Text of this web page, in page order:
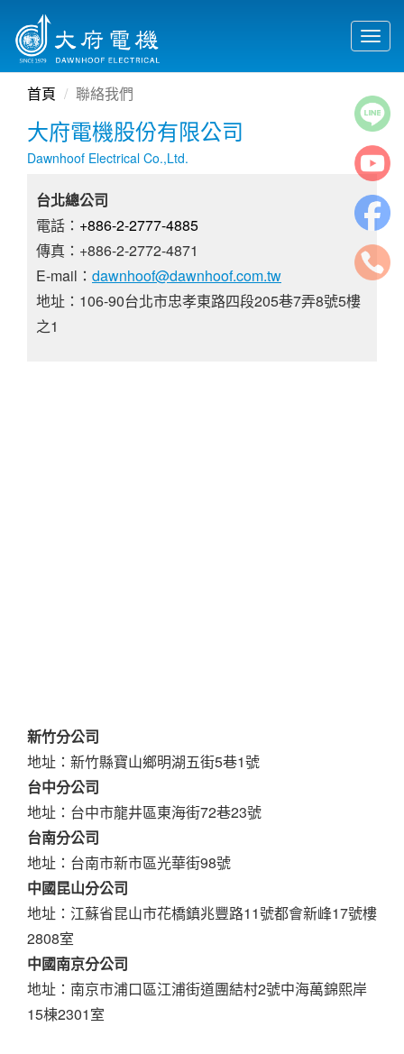
首頁
聯絡我們
大府電機股份有限公司
Dawnhoof Electrical Co.,Ltd.
台北總公司
電話： +886-2-2777-4885
傳真：+886-2-2772-4871
E-mail： dawnhoof@dawnhoof.com.tw
地址：106-90台北市忠孝東路四段205巷7弄8號5樓
之1
新竹分公司
地址：新竹縣寶山鄉明湖五街5巷1號
台中分公司
地址：台中市龍井區東海街72巷23號
台南分公司
地址：台南市新市區光華街98號
中國昆山分公司
地址：江蘇省昆山市花橋鎮兆豐路11號都會新峰17號樓
2808室
中國南京分公司
地址：南京市浦口區江浦街道團結村2號中海萬錦熙岸
15棟2301室